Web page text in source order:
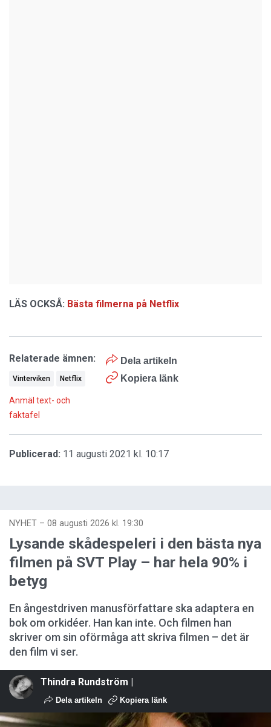
LÄS OCKSÅ: Bästa filmerna på Netflix
Dela artikeln
Kopiera länk
Relaterade ämnen:
Vinterviken Netflix
Anmäl text- och
faktafel
Publicerad: 11 augusti 2021 kl. 10:17
NYHET – 08 augusti 2026 kl. 19:30
Lysande skådespeleri i den bästa nya
filmen på SVT Play – har hela 90% i
betyg
En ångestdriven manusförfattare ska adaptera en
bok om orkidéer. Han kan inte. Och filmen han
skriver om sin oförmåga att skriva filmen – det är
den film vi ser.
Thindra Rundström |
Dela artikeln Kopiera länk